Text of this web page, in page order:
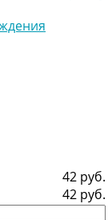
42 руб.
42 руб.